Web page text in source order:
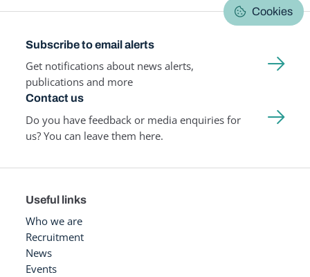
Cookies
Subscribe to email alerts
Get notifications about news alerts,
publications and more
Contact us
Do you have feedback or media enquiries for
us? You can leave them here.
Useful links
Who we are
Recruitment
News
Events